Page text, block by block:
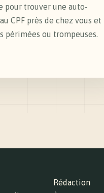
pour trouver une auto-
CPF près de chez vous et
périmées ou trompeuses.
Rédaction